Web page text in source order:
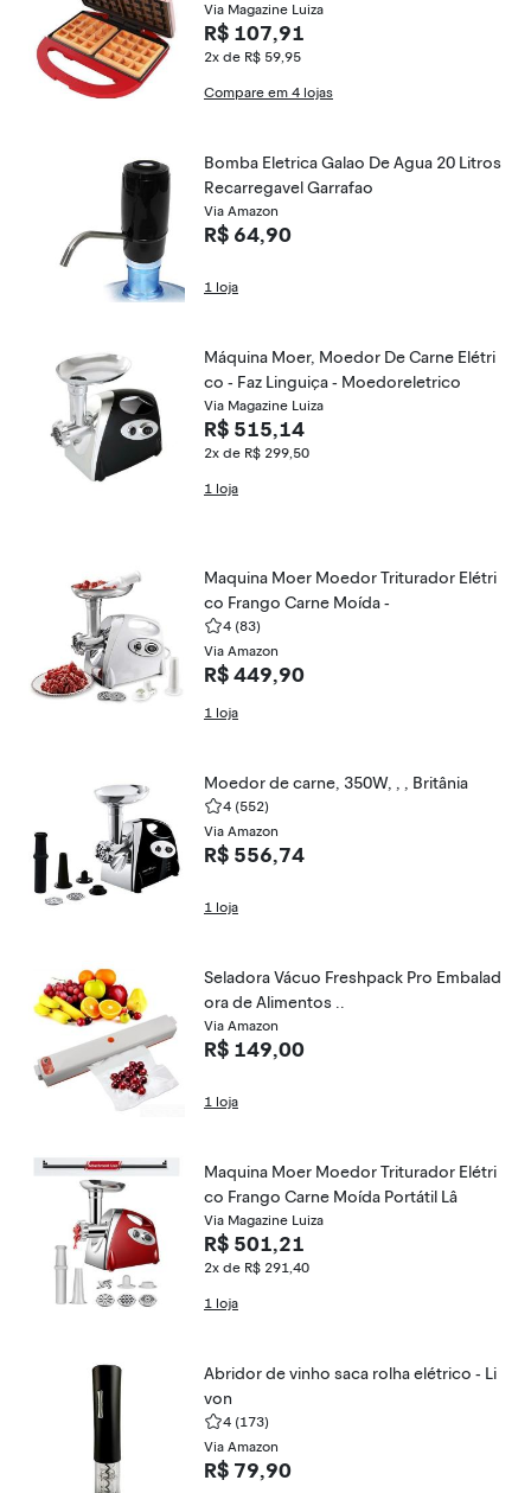
Via Magazine Luiza
R$ 107,91
2x de R$ 59,95
Compare em 4 lojas
Bomba Eletrica Galao De Agua 20 Litros
Recarregavel Garrafao
Via Amazon
R$ 64,90
1 loja
Máquina Moer, Moedor De Carne Elétri
co - Faz Linguiça - Moedoreletrico
Via Magazine Luiza
R$ 515,14
2x de R$ 299,50
1 loja
Maquina Moer Moedor Triturador Elétri
co Frango Carne Moída -
4 (83)
Via Amazon
R$ 449,90
1 loja
Moedor de carne, 350W, , , Britânia
4 (552)
Via Amazon
R$ 556,74
1 loja
Seladora Vácuo Freshpack Pro Embalad
ora de Alimentos ..
Via Amazon
R$ 149,00
1 loja
Maquina Moer Moedor Triturador Elétri
co Frango Carne Moída Portátil Lâ
Via Magazine Luiza
R$ 501,21
2x de R$ 291,40
1 loja
Abridor de vinho saca rolha elétrico - Li
von
4 (173)
Via Amazon
R$ 79,90